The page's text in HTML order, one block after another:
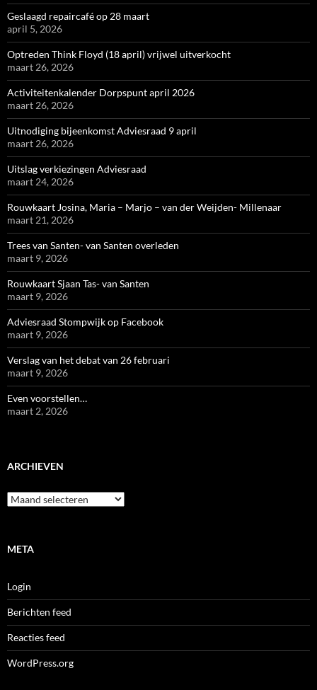
Geslaagd repaircafé op 28 maart
april 5, 2026
Optreden Think Floyd (18 april) vrijwel uitverkocht
maart 26, 2026
Activiteitenkalender Dorpspunt april 2026
maart 26, 2026
Uitnodiging bijeenkomst Adviesraad 9 april
maart 26, 2026
Uitslag verkiezingen Adviesraad
maart 24, 2026
Rouwkaart Josina, Maria – Marjo – van der Weijden- Millenaar
maart 21, 2026
Trees van Santen- van Santen overleden
maart 9, 2026
Rouwkaart Sjaan Tas- van Santen
maart 9, 2026
Adviesraad Stompwijk op Facebook
maart 9, 2026
Verslag van het debat van 26 februari
maart 9, 2026
Even voorstellen…
maart 2, 2026
ARCHIEVEN
Archieven
META
Login
Berichten feed
Reacties feed
WordPress.org